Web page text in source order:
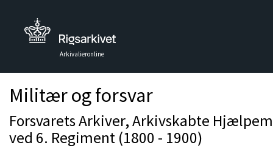
Arkivalieronline
Militær og forsvar
Forsvarets Arkiver, Arkivskabte
ved 6. Regiment (1800 - 1900)